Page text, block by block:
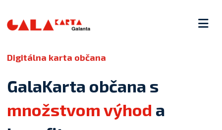
Digitálna karta občana
GalaKarta občana s
množstvom výhod a